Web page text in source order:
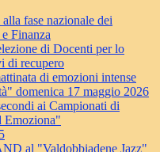
fase nazionale dei
Finanza
di Docenti per lo
di recupero
di emozioni intense
domenica 17 maggio 2026
ai Campionati di
Emoziona"
al "Valdobbiadene Jazz"